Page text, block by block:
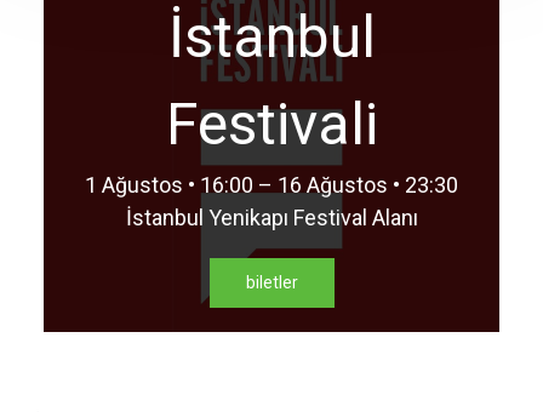
İstanbul
Festivali
1 Ağustos • 16:00 – 16 Ağustos • 23:30
İstanbul Yenikapı Festival Alanı
biletler